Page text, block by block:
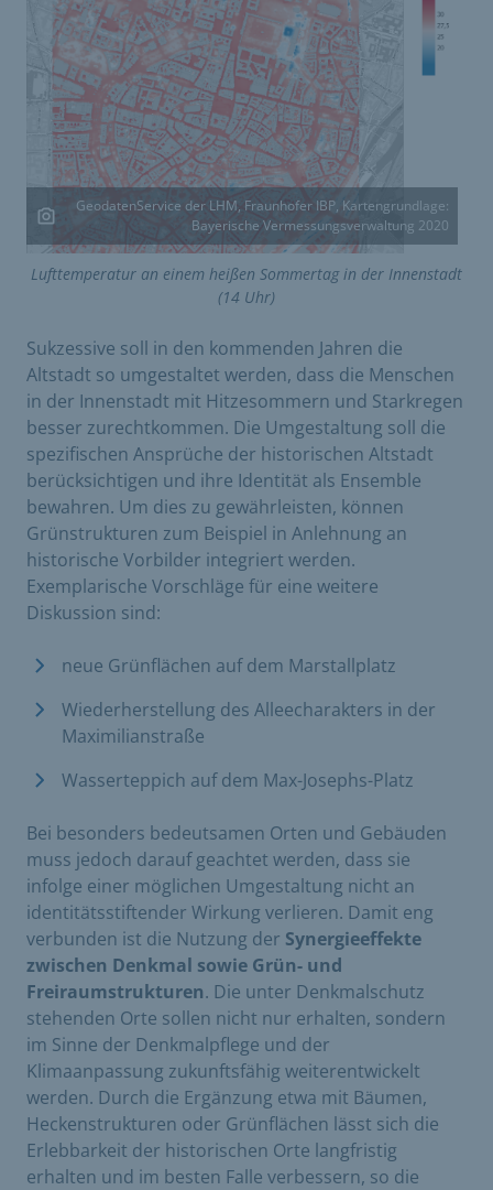
GeodatenService der LHM, Fraunhofer IBP, Kartengrundlage:
Bayerische Vermessungsverwaltung 2020
Lufttemperatur an einem heißen Sommertag in der Innenstadt
(14 Uhr)
Sukzessive soll in den kommenden Jahren die
Altstadt so umgestaltet werden, dass die Menschen
in der Innenstadt mit Hitzesommern und Starkregen
besser zurechtkommen. Die Umgestaltung soll die
spezifischen Ansprüche der historischen Altstadt
berücksichtigen und ihre Identität als Ensemble
bewahren. Um dies zu gewährleisten, können
Grünstrukturen zum Beispiel in Anlehnung an
historische Vorbilder integriert werden.
Exemplarische Vorschläge für eine weitere
Diskussion sind:
neue Grünflächen auf dem Marstallplatz
Wiederherstellung des Alleecharakters in der
Maximilianstraße
Wasserteppich auf dem Max-Josephs-Platz
Bei besonders bedeutsamen Orten und Gebäuden
muss jedoch darauf geachtet werden, dass sie
infolge einer möglichen Umgestaltung nicht an
identitätsstiftender Wirkung verlieren. Damit eng
verbunden ist die Nutzung der Synergieeffekte
zwischen Denkmal sowie Grün- und
Freiraumstrukturen. Die unter Denkmalschutz
stehenden Orte sollen nicht nur erhalten, sondern
im Sinne der Denkmalpflege und der
Klimaanpassung zukunftsfähig weiterentwickelt
werden. Durch die Ergänzung etwa mit Bäumen,
Heckenstrukturen oder Grünflächen lässt sich die
Erlebbarkeit der historischen Orte langfristig
erhalten und im besten Falle verbessern, so die